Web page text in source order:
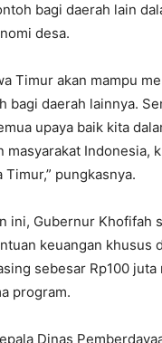
bagi daerah lain
desa.
Timur akan mampu
bagi daerah lainnya.
upaya baik kita
masyarakat Indonesia,
Timur,” pungkasnya.
ini, Gubernur Khofifah
keuangan khusus
sebesar Rp100 juta
program.
Dinas